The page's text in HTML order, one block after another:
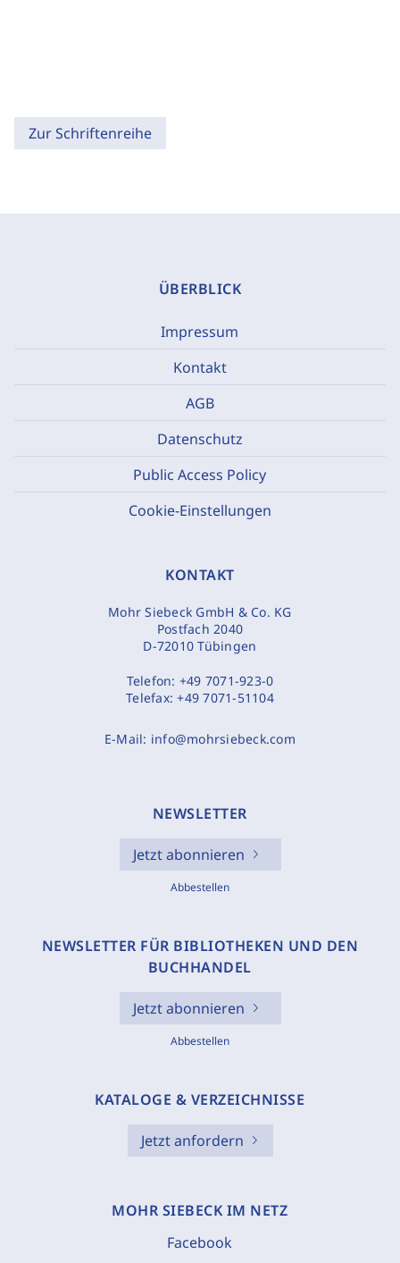
Zur Schriftenreihe
ÜBERBLICK
Impressum
Kontakt
AGB
Datenschutz
Public Access Policy
Cookie-Einstellungen
KONTAKT
Mohr Siebeck GmbH & Co. KG
Postfach 2040
D-72010 Tübingen
Telefon: +49 7071-923-0
Telefax:+49 7071-51104
E-Mail: info@mohrsiebeck.com
NEWSLETTER
Jetzt abonnieren
Abbestellen
NEWSLETTER FÜR BIBLIOTHEKEN UND DEN
BUCHHANDEL
Jetzt abonnieren
Abbestellen
KATALOGE & VERZEICHNISSE
Jetzt anfordern
MOHR SIEBECK IM NETZ
Facebook